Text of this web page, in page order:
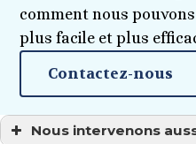
comment nous
plus facile et plus
Contactez-nous
Nous intervenons